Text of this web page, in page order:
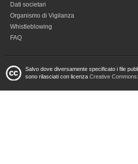
Dati societari
Organismo di Vigilanza
Whistleblowing
FAQ
Salvo dove diversamente specificato i file
sono rilasciati con licenza Creative